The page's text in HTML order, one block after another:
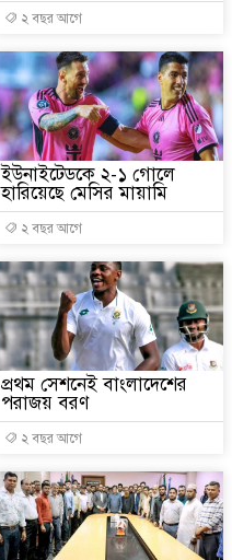
২ বছর আগে
ইউনাইটেডকে ২-১ গোলে
হারিয়েছে মেসির মায়ামি
২ বছর আগে
প্রথম সেশনেই বাংলাদেশের
পরাজয় বরণ
২ বছর আগে